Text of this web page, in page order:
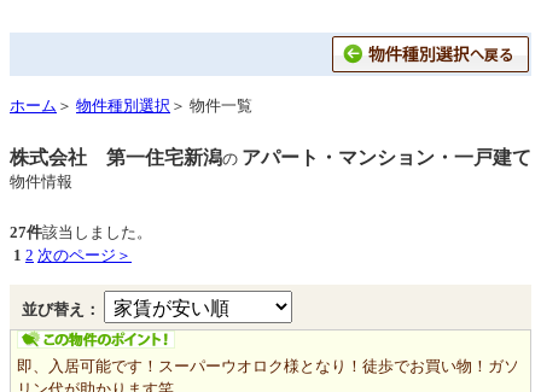
ホーム ＞ 物件種別選択 ＞ 物件一覧
株式会社 第一住宅新潟の アパート・マンション・一戸建て
物件情報
27件該当しました。
1 2 次のページ＞
並び替え：
即、入居可能です！スーパーウオロク様となり！徒歩でお買い物！ガソ